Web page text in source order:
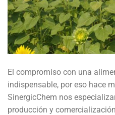
El compromiso con una
indispensable, por eso hace
SinergicChem nos
producción y